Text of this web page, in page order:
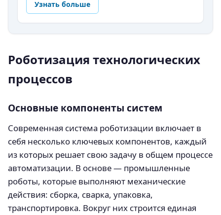
Узнать больше
Роботизация технологических
процессов
Основные компоненты систем
Современная система роботизации включает в
себя несколько ключевых компонентов, каждый
из которых решает свою задачу в общем процессе
автоматизации. В основе — промышленные
роботы, которые выполняют механические
действия: сборка, сварка, упаковка,
транспортировка. Вокруг них строится единая